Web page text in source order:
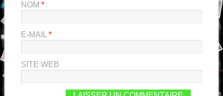
NOM *
E-MAIL *
SITE WEB